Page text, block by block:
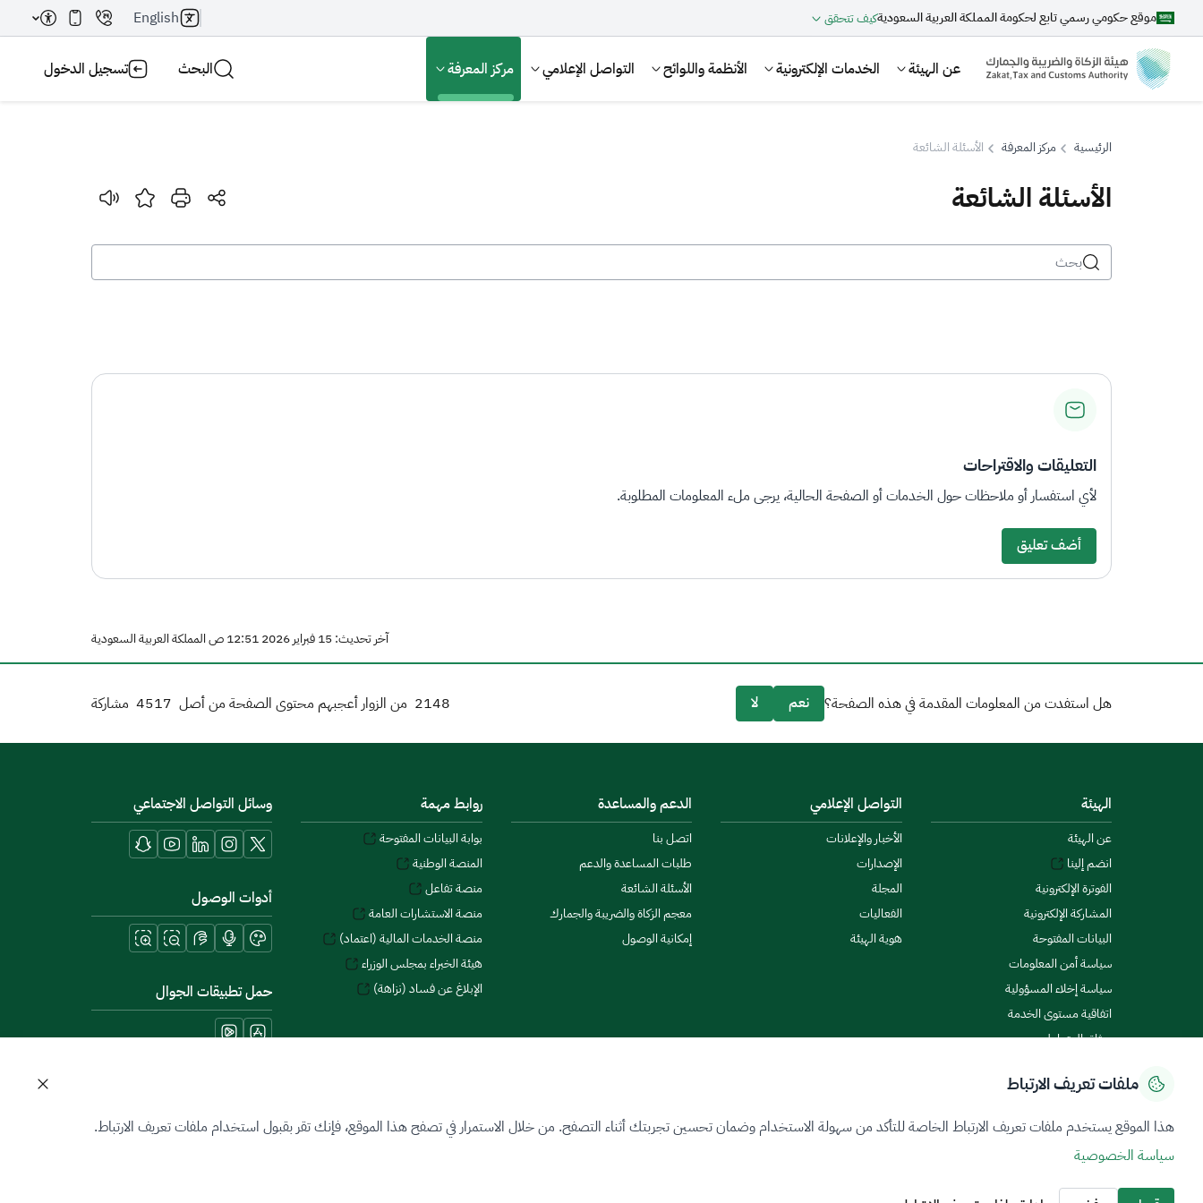
موقع حكومي رسمي تابع لحكومة المملكة العربية السعوديةكيف تتحقق English
عن الهيئة الخدمات الإلكترونية الأنظمة واللوائح التواصل الإعلامي مركز المعرفة البحث تسجيل الدخول
بحث
الرئيسية مركز المعرفة الأسئلة الشائعة
الأسئلة الشائعة
التعليقات والاقتراحات
لأي استفسار أو ملاحظات حول الخدمات أو الصفحة الحالية، يرجى ملء المعلومات المطلوبة.
أضف تعليق
آخر تحديث: 15 فبراير 2026 12:51 ص المملكة العربية السعودية
2148 من الزوار أعجبهم محتوى الصفحة من أصل 4517 مشاركة هل استفدت من المعلومات المقدمة في هذه الصفحة؟ نعم لا
الهيئة
عن الهيئة
انضم إلينا
الفوترة الإلكترونية
المشاركة الإلكترونية
البيانات المفتوحة
سياسة أمن المعلومات
سياسة إخلاء المسؤولية
اتفاقية مستوى الخدمة
ميثاق المتعاملين
التواصل الإعلامي
الأخبار والإعلانات
الإصدارات
المجلة
الفعاليات
هوية الهيئة
الدعم والمساعدة
اتصل بنا
طلبات المساعدة والدعم
الأسئلة الشائعة
معجم الزكاة والضريبة والجمارك
إمكانية الوصول
روابط مهمة
بوابة البيانات المفتوحة
المنصة الوطنية
منصة تفاعل
منصة الاستشارات العامة
منصة الخدمات المالية (اعتماد)
هيئة الخبراء بمجلس الوزراء
الإبلاغ عن فساد (نزاهة)
وسائل التواصل الاجتماعي
أدوات الوصول
حمل تطبيقات الجوال
جميع الحقوق محفوظة 2026 © ZATCA.GOV.SA
ملفات تعريف الارتباط
هذا الموقع يستخدم ملفات تعريف الارتباط الخاصة للتأكد من سهولة الاستخدام وضمان تحسين تجربتك أثناء التصفح. من خلال الاستمرار في تصفح هذا الموقع، فإنك تقر بقبول استخدام ملفات تعريف الارتباط.
سياسة الخصوصية